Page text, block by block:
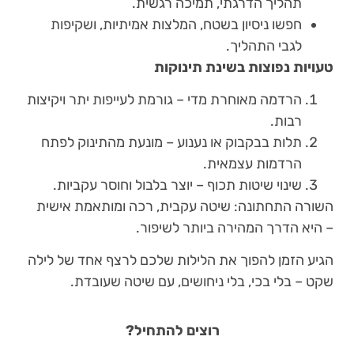
חפשו ניסיון בשטח, המלצות אמיתיות, ושקיפות
לגבי התהליך.
טעויות נפוצות בשינת תינוקות
הרדמה מאוחרת מדי – גורמת לעייפות יתר ויקיצות
רבות.
תלות בבקבוק או נענוע – מונעת מהתינוק לפתח
הרדמות עצמאית.
שינוי שיטות תכוף – יוצר בלבול וחוסר עקביות.
השורה התחתונה: שיטה עקבית, רכה ומותאמת אישית
– היא הדרך המהירה ביותר לשיפור.
הגיע הזמן להפוך את הלילות שלכם לרצף אחד של לילה
שקט – בלי בכי, בלי ניחושים, עם שיטה שעובדת.
רוצים להתחיל?